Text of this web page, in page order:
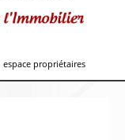
espace propriétaires